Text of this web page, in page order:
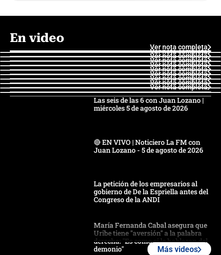
En video
Ver nota completa
Ver nota completa
Ver nota completa
Ver nota completa
Ver nota completa
Ver nota completa
Ver nota completa
Ver nota completa
Ver nota completa
Ver nota completa
Las seis de las 6 con Juan Lozano |
miércoles 5 de agosto de 2026
🔴 EN VIVO | Noticiero La FM con
Juan Lozano - 5 de agosto de 2026
La petición de los empresarios al
gobierno de De la Espriella antes del
Congreso de la ANDI
María Fernanda Cabal asegura que
Uribe tiene "aversión" a la palabra
derecha: "Es como si le hablaran del
demonio"
Más videos